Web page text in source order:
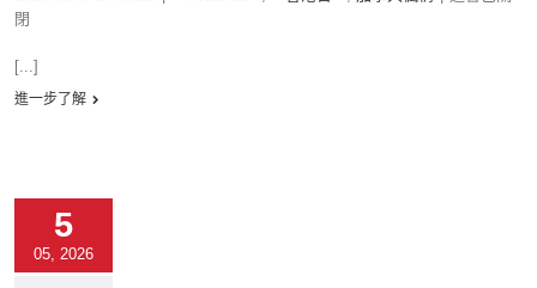
閉
[...]
進一步了解
5
05, 2026